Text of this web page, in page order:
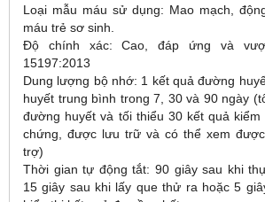
Loại mẫu máu sử dụng: Mao mạch,
máu trẻ sơ sinh.
Độ chính xác: Cao, đáp ứng và
15197:2013
Dung lượng bộ nhớ: 1 kết quả đường
huyết trung bình trong 7, 30 và 90 ngày
đường huyết và tối thiểu 30 kết quả kiểm
chứng, được lưu trữ và có thể xem
trợ)
Thời gian tự động tắt: 90 giây sau khi
15 giây sau khi lấy que thử ra hoặc 5